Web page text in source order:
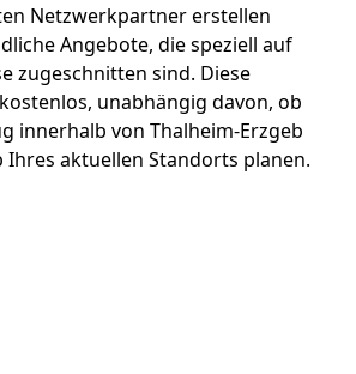
Netzwerkpartner erstellen
Angebote, die speziell auf
zugeschnitten sind. Diese
unabhängig davon, ob
innerhalb von Thalheim-Erzgeb
aktuellen Standorts planen.